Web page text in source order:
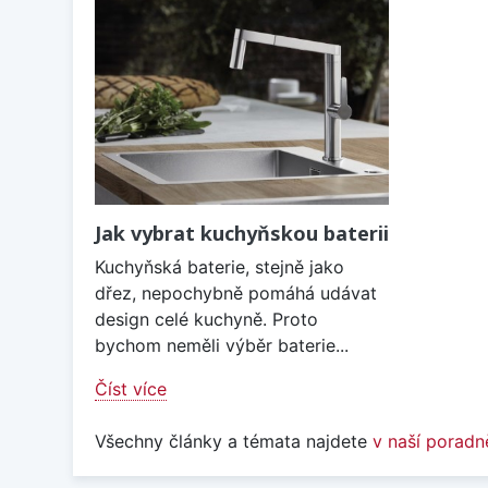
Jak vybrat kuchyňskou baterii
Kuchyňská baterie, stejně jako
dřez, nepochybně pomáhá udávat
design celé kuchyně. Proto
bychom neměli výběr baterie...
Číst více
Všechny články a témata najdete v naší